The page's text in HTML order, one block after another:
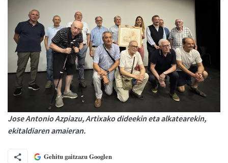
Jose Antonio Azpiazu, Artixako dideekin eta alkatearekin,
ekitaldiaren amaieran.
Gehitu gaitzazu Googlen